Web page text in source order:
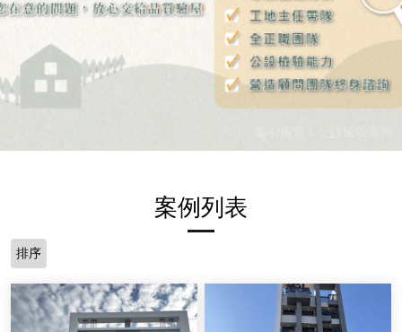
案例列表
排序